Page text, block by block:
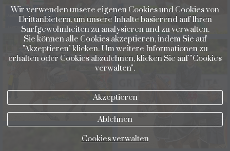
Wir verwenden unsere eigenen Cookies und Cookies von
Drittanbietern, um unsere Inhalte basierend auf Ihren
Surfgewohnheiten zu analysieren und zu verwalten.
Sie können alle Cookies akzeptieren, indem Sie auf
"Akzeptieren" klicken. Um weitere Informationen zu
erhalten oder Cookies abzulehnen, klicken Sie auf "Cookies
verwalten".
Akzeptieren
Ablehnen
Cookies verwalten